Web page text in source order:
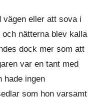
vägen eller att sova i
nätterna blev kalla
dock mer som att
var en tant med
hade ingen
som hon varsamt